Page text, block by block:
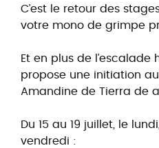
C’est le retour des
votre mono de grimpe
Et en plus de l’escalade
propose une initiation
Amandine de Tierra de
Du 15 au 19 juillet, le
vendredi :